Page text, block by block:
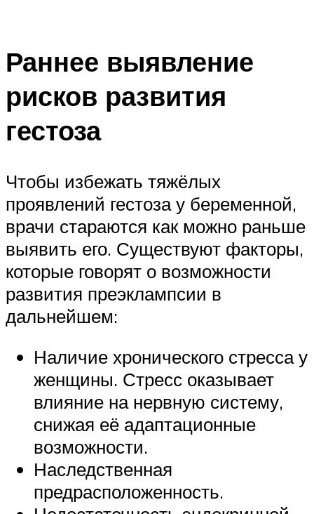
Раннее выявление
рисков развития
гестоза
Чтобы избежать тяжёлых
проявлений гестоза у беременной,
врачи стараются как можно раньше
выявить его. Существуют факторы,
которые говорят о возможности
развития преэклампсии в
дальнейшем:
Наличие хронического стресса у
женщины. Стресс оказывает
влияние на нервную систему,
снижая её адаптационные
возможности.
Наследственная
предрасположенность.